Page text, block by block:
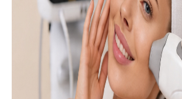
8 (863) 309-05-06
ЗАКАЗАТЬ ЗВОНОК
ЗАПИСЬ ОНЛАЙН